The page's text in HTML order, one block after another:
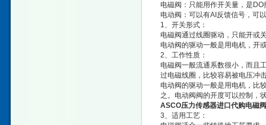
电磁阀：只能用作开关量，是
电动阀：可以有AI反馈信号，可
1、开关形式：
电磁阀通过线圈驱动，只能开或
电动阀的驱动一般是用电机，开
2、工作性质：
电磁阀一般流通系数很小，而且
过电磁线圈，比较容易被电压冲
电动阀的驱动一般是用电机，比
之。电动阀阀的开度可以控制，
ASCO压力传感器进口代购电磁
3、适用工艺：